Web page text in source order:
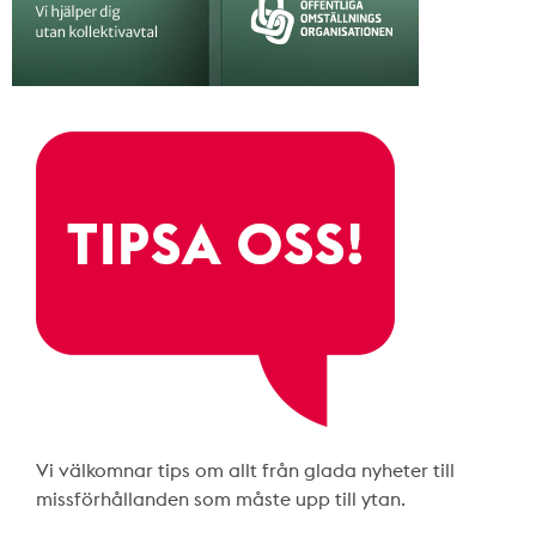
Vi välkomnar tips om allt från glada nyheter till
missförhållanden som måste upp till ytan.